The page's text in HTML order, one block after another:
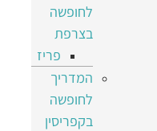
לחופשה
בצרפת
פריז
המדריך
לחופשה
בקפריסין